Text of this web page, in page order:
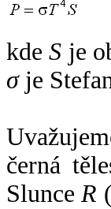
kdeS je
σje
černá
SlunceR